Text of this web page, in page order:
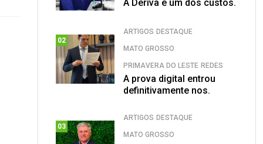
A Deriva é um dos custos.
02
ARTIGOS DESTAQUE
MATO GROSSO
PRIMAVERA DO LESTE REDES
A prova digital entrou
definitivamente nos.
03
ARTIGOS DESTAQUE
MATO GROSSO